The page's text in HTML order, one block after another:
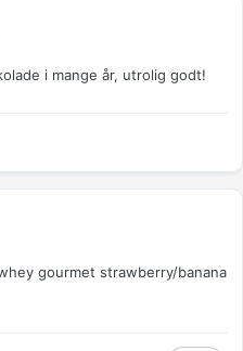
i mange år, utrolig godt!
gourmet strawberry/banana